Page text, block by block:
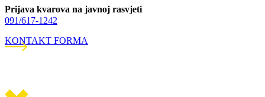
Prijava kvarova na javnoj rasvjeti
091/617-1242
KONTAKT FORMA